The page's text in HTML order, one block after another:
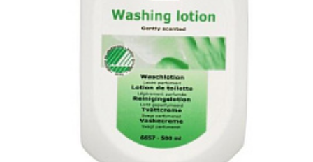
Шапочка для мытья головы без